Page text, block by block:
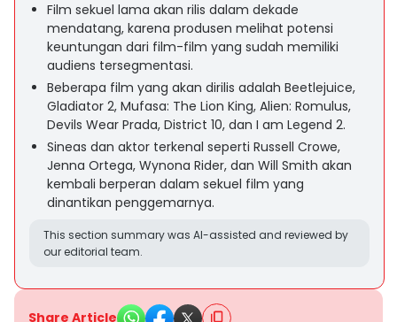
Film sekuel lama akan rilis dalam dekade
mendatang, karena produsen melihat potensi
keuntungan dari film-film yang sudah memiliki
audiens tersegmentasi.
Beberapa film yang akan dirilis adalah Beetlejuice,
Gladiator 2, Mufasa: The Lion King, Alien: Romulus,
Devils Wear Prada, District 10, dan I am Legend 2.
Sineas dan aktor terkenal seperti Russell Crowe,
Jenna Ortega, Wynona Rider, dan Will Smith akan
kembali berperan dalam sekuel film yang
dinantikan penggemarnya.
This section summary was AI-assisted and reviewed by
our editorial team.
Share Article